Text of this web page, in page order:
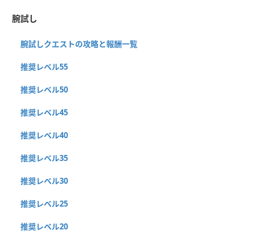
腕試し
腕試しクエストの攻略と報酬一覧
推奨レベル55
推奨レベル50
推奨レベル45
推奨レベル40
推奨レベル35
推奨レベル30
推奨レベル25
推奨レベル20